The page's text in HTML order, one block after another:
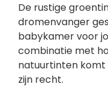
De rustige
dromenvanger
babykamer voor
combinatie met
natuurtinten
zijn recht.